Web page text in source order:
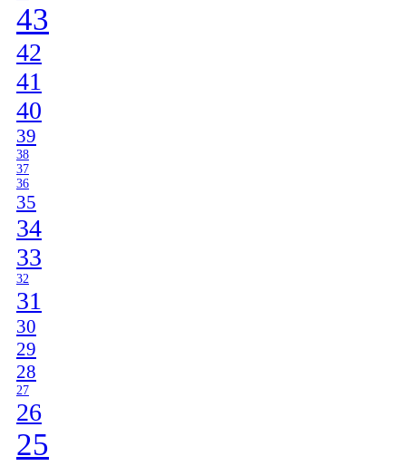
43
42
41
40
39
38
37
36
35
34
33
32
31
30
29
28
27
26
25